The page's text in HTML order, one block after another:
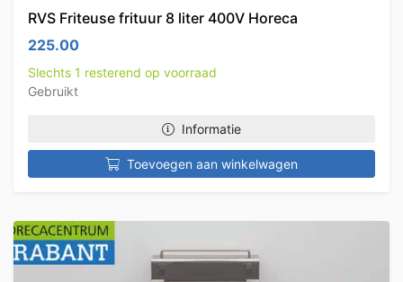
RVS Friteuse frituur 8 liter 400V Horeca
225.00
Slechts 1 resterend op voorraad
Gebruikt
Informatie
Toevoegen aan winkelwagen